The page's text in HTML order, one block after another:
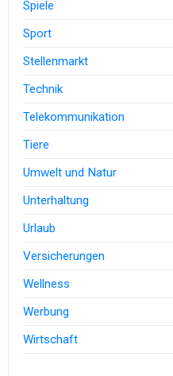
Spiele
Sport
Stellenmarkt
Technik
Telekommunikation
Tiere
Umwelt und Natur
Unterhaltung
Urlaub
Versicherungen
Wellness
Werbung
Wirtschaft